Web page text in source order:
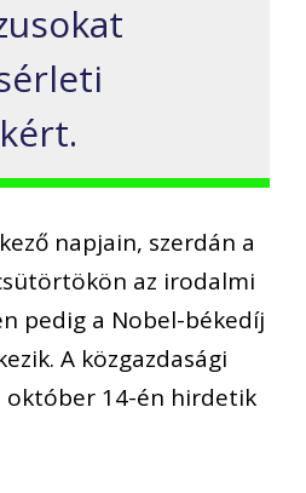
napjain, szerdán a
az irodalmi
pedig a Nobel-békedíj
A közgazdasági
október 14-én hirdetik